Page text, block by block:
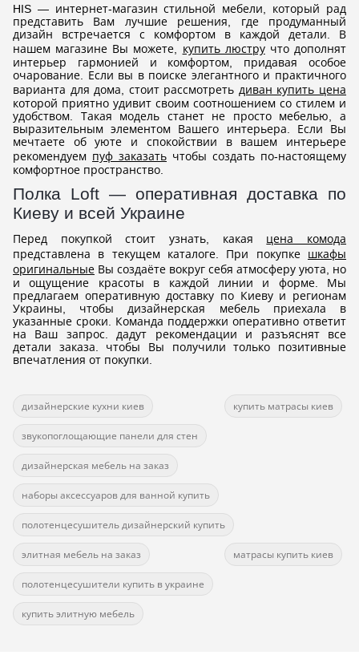
HIS — интернет-магазин стильной мебели, который рад
представить Вам лучшие решения, где продуманный
дизайн встречается с комфортом в каждой детали. В
нашем магазине Вы можете, купить люстручто дополнят
интерьер гармонией и комфортом, придавая особое
очарование. Если вы в поиске элегантного и практичного
варианта для дома, стоит рассмотреть диван купить цена
которой приятно удивит своим соотношением со стилем и
удобством. Такая модель станет не просто мебелью, а
выразительным элементом Вашего интерьера. Если Вы
мечтаете об уюте и спокойствии в вашем интерьере
рекомендуем пуф заказать чтобы создать по-настоящему
комфортное пространство.
Полка Loft — оперативная доставка по
Киеву и всей Украине
Перед покупкой стоит узнать, какая цена комода
представлена в текущем каталоге. При покупке шкафы
оригинальные Вы создаёте вокруг себя атмосферу уюта, но
и ощущение красоты в каждой линии и форме. Мы
предлагаем оперативную доставку по Киеву и регионам
Украины, чтобы дизайнерская мебель приехала в
указанные сроки. Команда поддержки оперативно ответит
на Ваш запрос. дадут рекомендации и разъяснят все
детали заказа. чтобы Вы получили только позитивные
впечатления от покупки.
дизайнерские кухни киев купить матрасы киев
звукопоглощающие панели для стен
дизайнерская мебель на заказ
наборы аксессуаров для ванной купить
полотенцесушитель дизайнерский купить
элитная мебель на заказ матрасы купить киев
полотенцесушители купить в украине
купить элитную мебель